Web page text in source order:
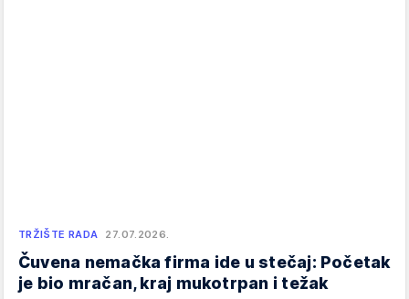
TRŽIŠTE RADA 27.07.2026.
Čuvena nemačka firma ide u stečaj: Početak
je bio mračan, kraj mukotrpan i težak